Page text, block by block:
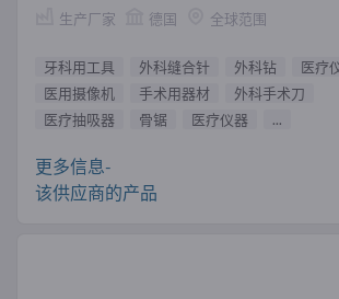
生产厂家 德国 全球范围
牙科用工具 外科缝合针 外科钻
医疗
医用摄像机
手术用器材
外科手术刀
医疗抽吸器
骨锯 医疗仪器 ...
更多信息-
该供应商的产品